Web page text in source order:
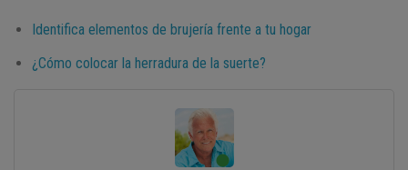
Identifica elementos de brujería frente a tu hogar
¿Cómo colocar la herradura de la suerte?